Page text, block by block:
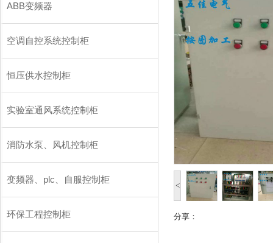
ABB变频器
空调自控系统控制柜
恒压供水控制柜
实验室通风系统控制柜
消防水泵、风机控制柜
变频器、plc、自服控制柜
环保工程控制柜
<
分享：